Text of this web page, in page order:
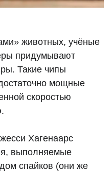
животных, учёные
придумывают
Такие чипы
мощные
скоростью
Хагенаарс
выполняемые
спайков (они же